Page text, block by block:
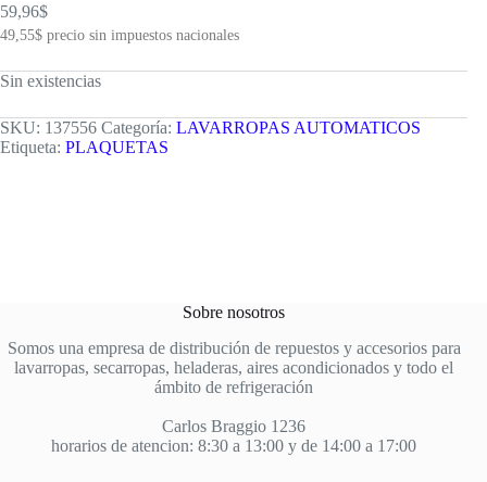
59,96$
49,55$ precio sin impuestos nacionales
Sin existencias
SKU: 137556 Categoría: LAVARROPAS AUTOMATICOS
Etiqueta: PLAQUETAS
Sobre nosotros
Somos una empresa de distribución de repuestos y accesorios para
lavarropas, secarropas, heladeras, aires acondicionados y todo el
ámbito de refrigeración
Carlos Braggio 1236
horarios de atencion: 8:30 a 13:00 y de 14:00 a 17:00